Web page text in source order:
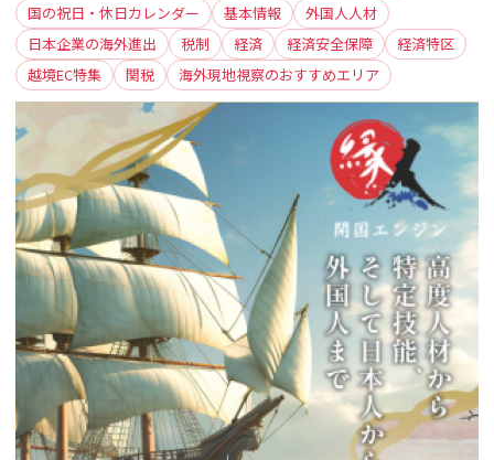
国の祝日・休日カレンダー
基本情報
外国人人材
日本企業の海外進出
税制 経済 経済安全保障
経済特区
越境EC特集
関税 海外現地視察のおすすめエリア